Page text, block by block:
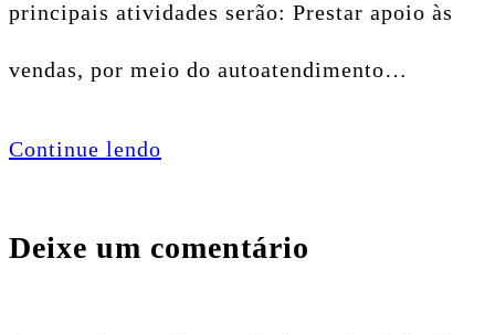
principais atividades serão: Prestar apoio às
vendas, por meio do autoatendimento…
Continue lendo
Deixe um comentário